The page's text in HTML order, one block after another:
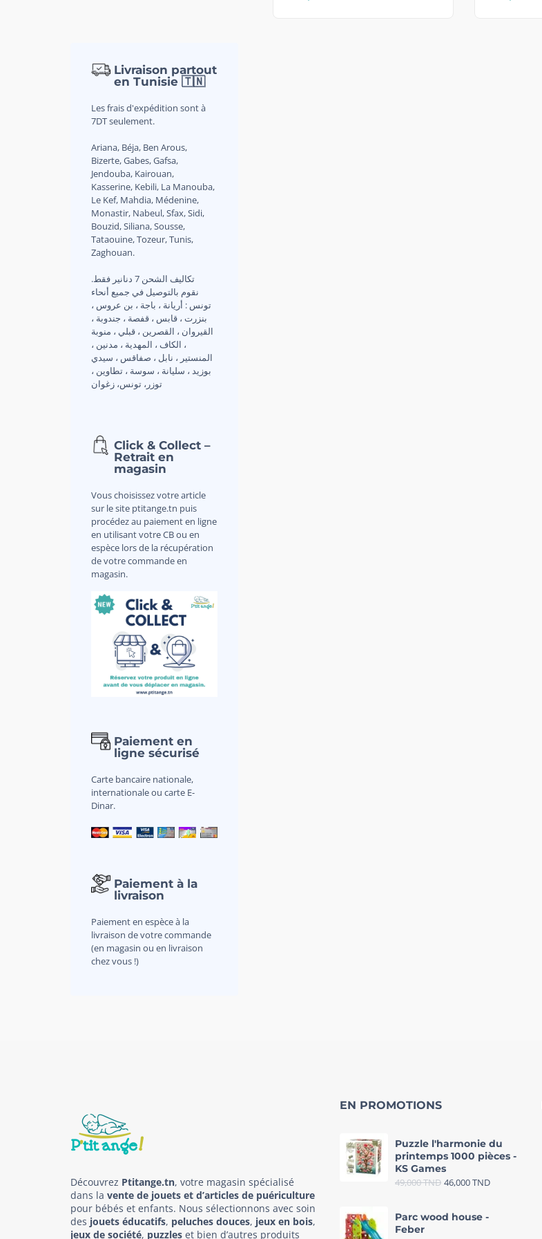
Livraison partout
en Tunisie 🇹🇳
Les frais d'expédition sont à
7DT seulement.
Ariana, Béja, Ben Arous,
Bizerte, Gabes, Gafsa,
Jendouba, Kairouan,
Kasserine, Kebili, La Manouba,
Le Kef, Mahdia, Médenine,
Monastir, Nabeul, Sfax, Sidi,
Bouzid, Siliana, Sousse,
Tataouine, Tozeur, Tunis,
Zaghouan.
.تكاليف الشحن 7 دنانير فقط
نقوم بالتوصيل في جميع أنحاء
تونس : أريانة ، باجة ، بن عروس ،
بنزرت ، قابس ، قفصة ، جندوبة ،
القيروان ، القصرين ، قبلي ، منوبة
، الكاف ، المهدية ، مدنين ،
المنستير ، نابل ، صفاقس ، سيدي
بوزيد ، سليانة ، سوسة ، تطاوين ،
توزر، تونس، زغوان
Click & Collect –
Retrait en
magasin
Vous choisissez votre article
sur le site ptitange.tn puis
procédez au paiement en ligne
en utilisant votre CB ou en
espèce lors de la récupération
de votre commande en
magasin.
Paiement en
ligne sécurisé
Carte bancaire nationale,
internationale ou carte E-
Dinar.
Paiement à la
livraison
Paiement en espèce à la
livraison de votre commande
(en magasin ou en livraison
chez vous !)
Découvrez Ptitange.tn, votre magasin spécialisé
dans la vente de jouets et d’articles de puériculture
pour bébés et enfants. Nous sélectionnons avec soin
des jouets éducatifs, peluches douces, jeux en bois,
jeux de société, puzzles et bien d’autres produits
EN PROMOTIONS
Puzzle l'harmonie du
printemps 1000 pièces -
KS Games
49,000TND 46,000TND
Parc wood house -
Feber